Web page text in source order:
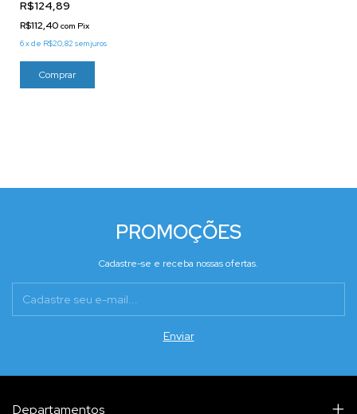
R$124,89
R$112,40 com Pix
6xde R$20,82 sem juros
PROMOÇÕES
Cadastre-se e receba nossas ofertas.
Departamentos